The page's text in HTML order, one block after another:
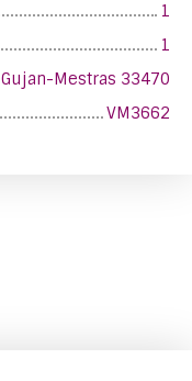
1
1
Gujan-Mestras 33470
VM3662